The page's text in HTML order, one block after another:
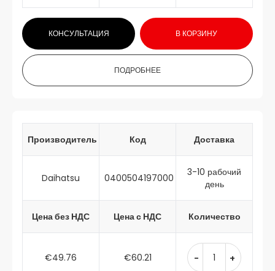
КОНСУЛЬТАЦИЯ В КОРЗИНУ
ПОДРОБНЕЕ
Производитель Код Доставка
Daihatsu 0400504197000
3-10 рабочий
день
Цена без НДС Цена с НДС Количество
€49.76 €60.21 - +